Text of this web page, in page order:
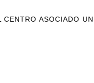
ASOCIADO